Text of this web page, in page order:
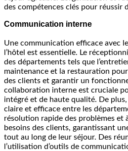
des compétences clés pour réussir
Communication interne
Une communication efficace avec
l’hôtel est essentielle. Le
des départements tels que
maintenance et la restauration
des clients et garantir un
collaboration interne est cruciale
intégré et de haute qualité. De
claire et efficace entre les
résolution rapide des problèmes et
besoins des clients, garantissant
tout au long de leur séjour. Des
l’utilisation d’outils de